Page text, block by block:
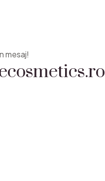
mesaj!